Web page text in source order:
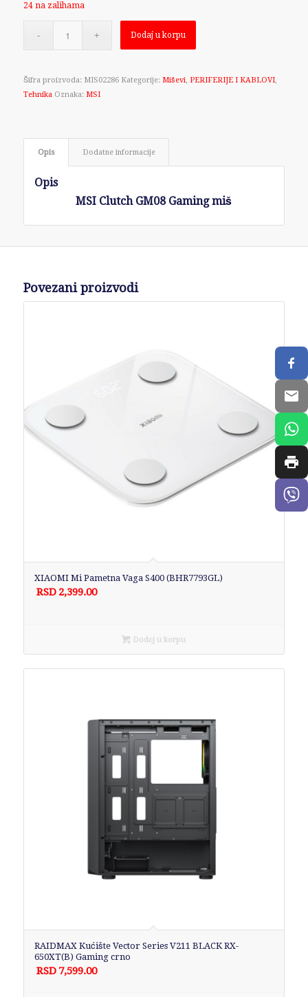
24 na zalihama
Dodaj u korpu
Šifra proizvoda: MIS02286 Kategorije: Miševi, PERIFERIJE I KABLOVI,
Tehnika Oznaka: MSI
Opis Dodatne informacije
Opis
MSI Clutch GM08 Gaming miš
Povezani proizvodi
XIAOMI Mi Pametna Vaga S400 (BHR7793GL)
RSD 2,399.00
Dodaj u korpu
RAIDMAX Kućište Vector Series V211 BLACK RX-
650XT(B) Gaming crno
RSD 7,599.00